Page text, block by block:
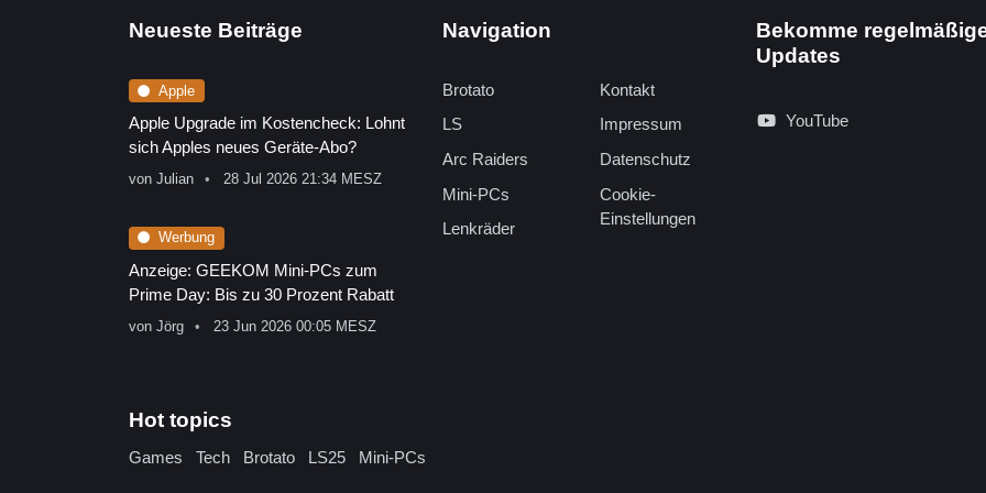
Neueste Beiträge
Apple
Apple Upgrade im Kostencheck: Lohnt
sich Apples neues Geräte-Abo?
von Julian 28 Jul 2026 21:34 MESZ
Werbung
Anzeige: GEEKOM Mini-PCs zum
Prime Day: Bis zu 30 Prozent Rabatt
von Jörg 23 Jun 2026 00:05 MESZ
Navigation
Brotato
LS
Arc Raiders
Mini-PCs
Lenkräder
Kontakt
Impressum
Datenschutz
Cookie-
Einstellungen
Bekomme
Updates
YouTube
Hot topics
Games Tech Brotato LS25 Mini-PCs